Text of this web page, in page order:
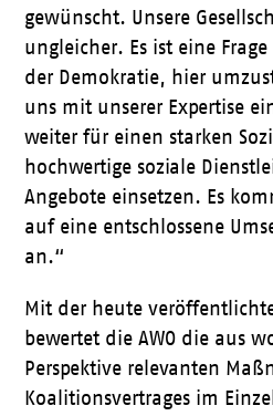
gewünscht. Unsere
ungleicher. Es ist eine
der Demokratie, hier
uns mit unserer Expertise
weiter für einen starken
hochwertige soziale
Angebote einsetzen. Es
auf eine entschlossene
an.“
Mit der heute
bewertet die AWO die aus
Perspektive relevanten
Koalitionsvertrages im